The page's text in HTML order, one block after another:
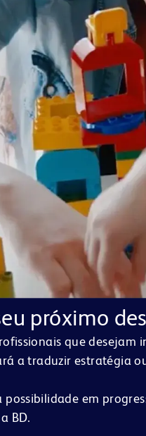
próximo
que
a traduzir estratégia
em
BD.